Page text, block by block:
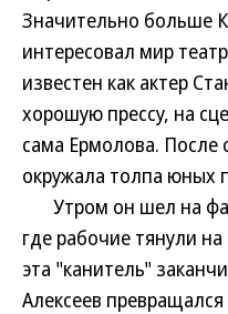
Значительно больше
интересовал мир
известен как актер
хорошую прессу, на
сама Ермолова. После
окружала толпа юных
Утром он шел на
где рабочие тянули
эта "канитель"
Алексеев превращался